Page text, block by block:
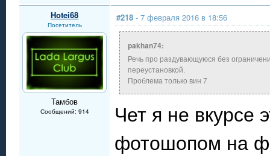
Hotei68
Посетитель
Тамбов
Сообщений: 914
#218 - 7 февраля 2016 в 18:56
pakhan74:
Речь про раздувающуюся без
переустановкой.
Проблема только вин 7
Чет я не вкурсе
фотошопом на